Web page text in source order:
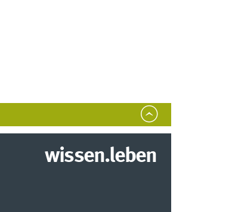
wissen.leben